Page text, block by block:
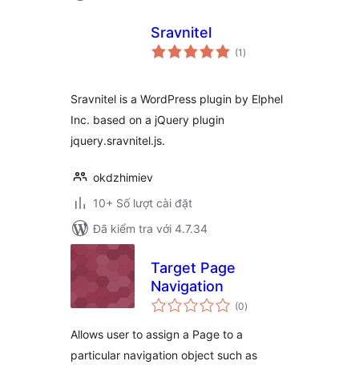
Sravnitel
(1 tổng
đánh
)
Sravnitel is a WordPress plugin by Elphel
Inc. based on a jQuery plugin
jquery.sravnitel.js.
okdzhimiev
10+ Số lượt cài đặt
Đã kiểm tra với 4.7.34
Target Page
Navigation
(0tổng
đánh
)
Allows user to assign a Page to a
particular navigation object such as